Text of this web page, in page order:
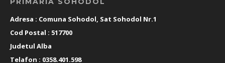
Adresa : Comuna Sohodol, Sat Sohodol Nr.1
Cod Postal : 517700
Judetul Alba
Telafon : 0358.401.598